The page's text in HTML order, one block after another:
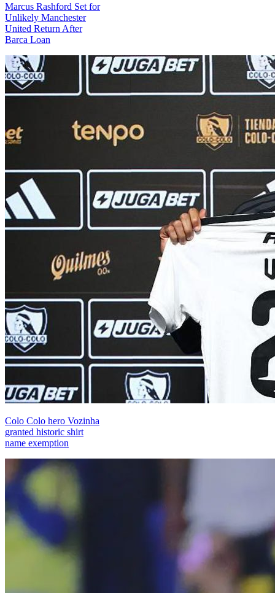
Marcus Rashford Set for
Unlikely Manchester
United Return After
Barca Loan
Colo Colo hero Vozinha
granted historic shirt
name exemption